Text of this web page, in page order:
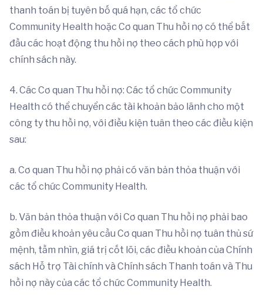
thanh toán bị tuyên bố quá hạn, các tổ chức
Community Health hoặc Cơ quan Thu hồi nợ có thể bắt
đầu các hoạt động thu hồi nợ theo cách phù hợp với
chính sách này.
4. Các Cơ quan Thu hồi nợ: Các tổ chức Community
Health có thể chuyển các tài khoản bảo lãnh cho một
công ty thu hồi nợ, với điều kiện tuân theo các điều kiện
sau:
a. Cơ quan Thu hồi nợ phải có văn bản thỏa thuận với
các tổ chức Community Health.
b. Văn bản thỏa thuận với Cơ quan Thu hồi nợ phải bao
gồm điều khoản yêu cầu Cơ quan Thu hồi nợ tuân thủ sứ
mệnh, tầm nhìn, giá trị cốt lõi, các điều khoản của Chính
sách Hỗ trợ Tài chính và Chính sách Thanh toán và Thu
hồi nợ này của các tổ chức Community Health.